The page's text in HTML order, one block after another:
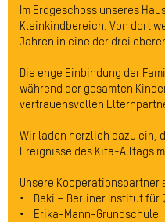
Im Erdgeschoss unseres
Kleinkindbereich. Von dort
Jahren in eine der drei
Die enge Einbindung der
während der gesamten
vertrauensvollen
Wir laden herzlich dazu ein,
Ereignisse des Kita-Alltags
Unsere Kooperationspartner
• Beki – Berliner Institut für
• Erika-Mann-Grundschule